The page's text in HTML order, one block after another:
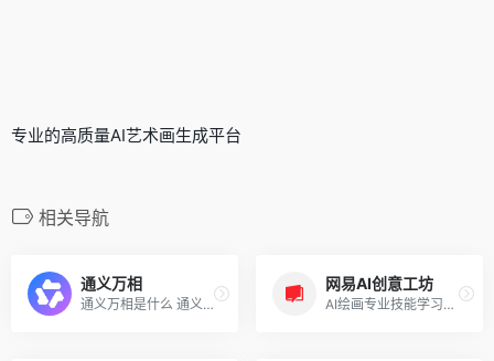
专业的高质量AI艺术画生成平台
相关导航
通义万相
通义万相是什么 通义万相是阿...
网易AI创意工坊
AI绘画专业技能学习高效创作应用